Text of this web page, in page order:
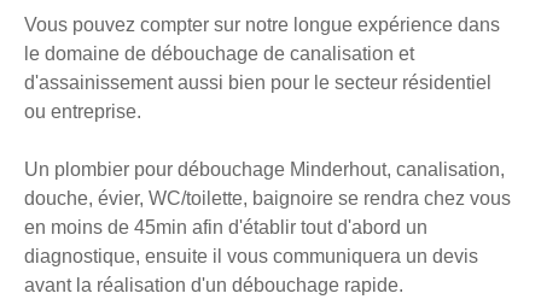
Vous pouvez compter sur notre longue expérience dans
le domaine de débouchage de canalisation et
d'assainissement aussi bien pour le secteur résidentiel
ou entreprise.
Un plombier pour débouchage Minderhout, canalisation,
douche, évier, WC/toilette, baignoire se rendra chez vous
en moins de 45min afin d'établir tout d'abord un
diagnostique, ensuite il vous communiquera un devis
avant la réalisation d'un débouchage rapide.